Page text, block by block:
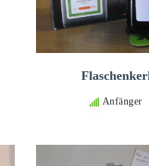
Anfänger